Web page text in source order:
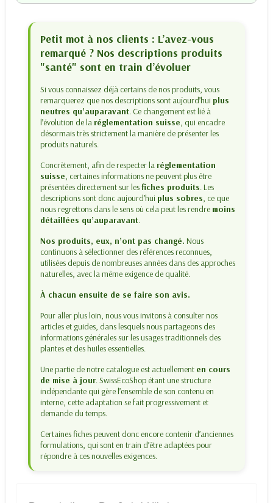
Petit mot à nos clients : L’avez-vous
remarqué ? Nos descriptions produits
"santé" sont en train d’évoluer
Si vous connaissez déjà certains de nos produits, vous
remarquerez que nos descriptions sont aujourd’hui plus
neutres qu’auparavant. Ce changement est lié à
l’évolution de la réglementation suisse, qui encadre
désormais très strictement la manière de présenter les
produits naturels.
Concrètement, afin de respecter la réglementation
suisse, certaines informations ne peuvent plus être
présentées directement sur lesfiches produits. Les
descriptions sont donc aujourd’hui plus sobres, ce que
nous regrettons dans le sens où cela peut les rendre moins
détaillées qu’auparavant.
Nos produits, eux, n’ont pas changé. Nous
continuons à sélectionner des références reconnues,
utilisées depuis de nombreuses années dans des approches
naturelles, avec la même exigence de qualité.
À chacun ensuite de se faire son avis.
Pour aller plus loin, nous vous invitons à consulter nos
articles et guides, dans lesquels nous partageons des
informations générales sur les usages traditionnels des
plantes et des huiles essentielles.
Une partie de notre catalogue est actuellement en cours
de mise à jour. SwissEcoShop étant une structure
indépendante qui gère l’ensemble de son contenu en
interne, cette adaptation se fait progressivement et
demande du temps.
Certaines fiches peuvent donc encore contenir d’anciennes
formulations, qui sont en train d’être adaptées pour
répondre à ces nouvelles exigences.